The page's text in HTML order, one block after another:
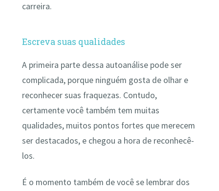
carreira.
Escreva suas qualidades
A primeira parte dessa autoanálise pode ser
complicada, porque ninguém gosta de olhar e
reconhecer suas fraquezas. Contudo,
certamente você também tem muitas
qualidades, muitos pontos fortes que merecem
ser destacados, e chegou a hora de reconhecê-
los.
É o momento também de você se lembrar dos